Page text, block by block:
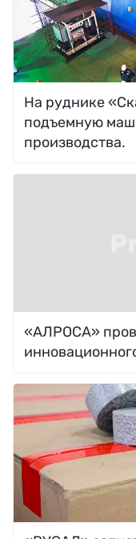
На руднике
подъемную
производства.
«АЛРОСА»